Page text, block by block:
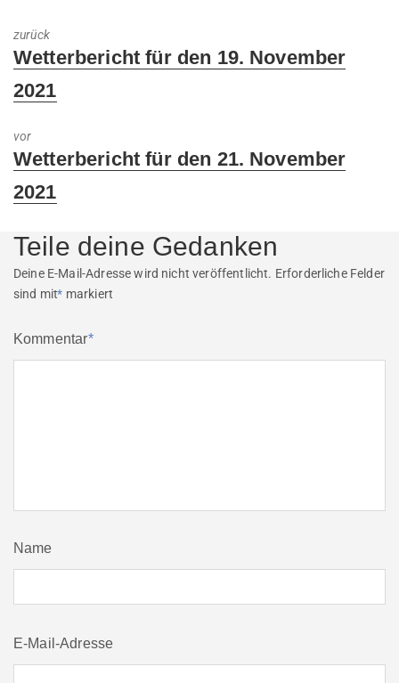
zurück
Previous
Wetterbericht für den 19. November
2021
vor
Next
Wetterbericht für den 21. November
2021
Teile deine Gedanken
Deine E-Mail-Adresse wird nicht veröffentlicht. Erforderliche Felder
sind mit* markiert
Kommentar*
Name
E-Mail-Adresse